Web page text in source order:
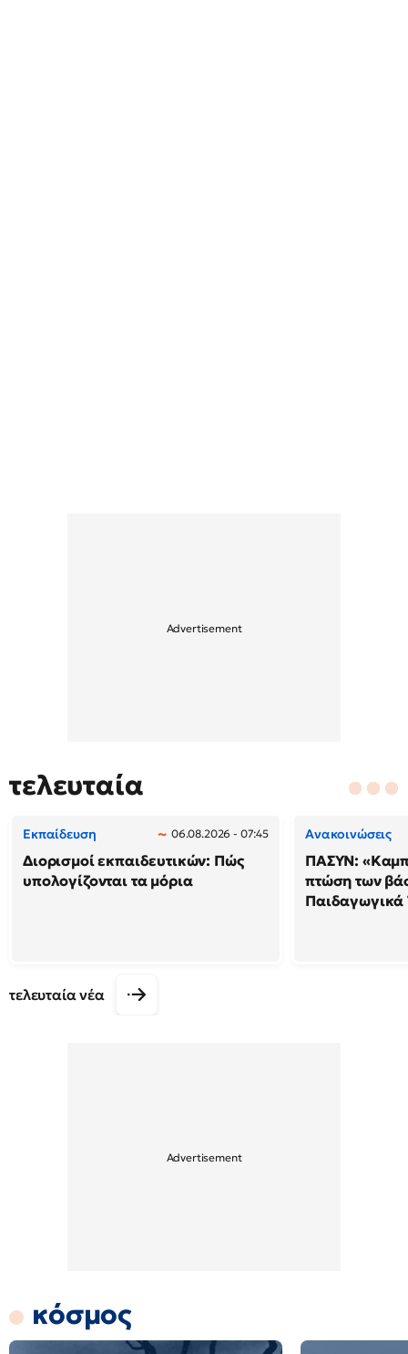
τελευταία
Εκπαίδευση 06.08.2026 - 07:45
Διορισμοί εκπαιδευτικών: Πώς
υπολογίζονται τα μόρια
Ανακοινώσεις
ΠΑΣΥΝ:
πτώση των
Παιδαγωγικά
τελευταία νέα
κόσμος